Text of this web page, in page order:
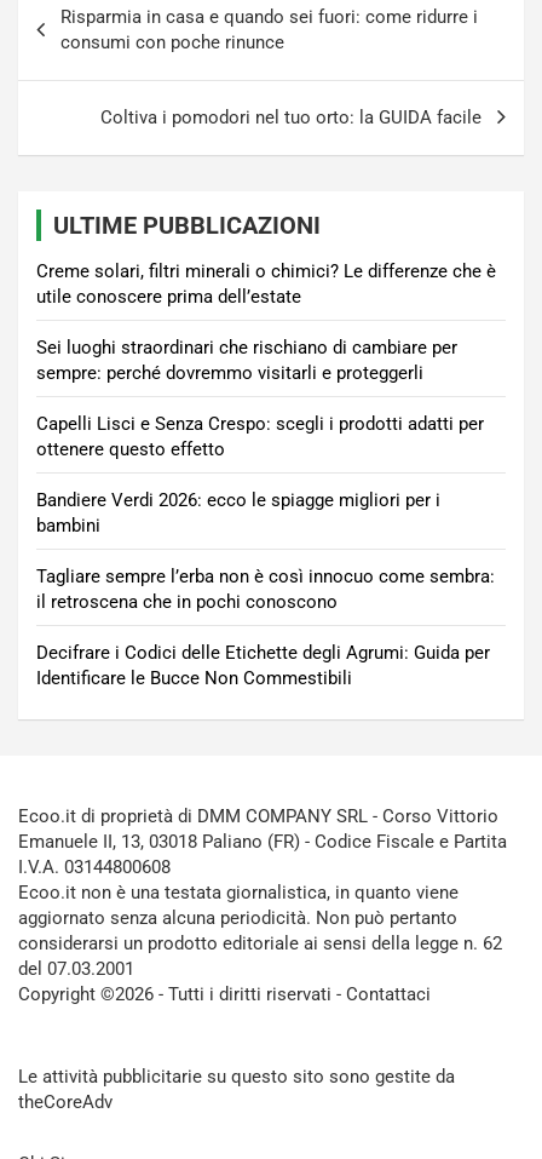
articoli
Risparmia in casa e quando sei fuori: come ridurre i
consumi con poche rinunce
Coltiva i pomodori nel tuo orto: la GUIDA facile
ULTIME PUBBLICAZIONI
Creme solari, filtri minerali o chimici? Le differenze che è
utile conoscere prima dell’estate
Sei luoghi straordinari che rischiano di cambiare per
sempre: perché dovremmo visitarli e proteggerli
Capelli Lisci e Senza Crespo: scegli i prodotti adatti per
ottenere questo effetto
Bandiere Verdi 2026: ecco le spiagge migliori per i
bambini
Tagliare sempre l’erba non è così innocuo come sembra:
il retroscena che in pochi conoscono
Decifrare i Codici delle Etichette degli Agrumi: Guida per
Identificare le Bucce Non Commestibili
Ecoo.it di proprietà di DMM COMPANY SRL - Corso Vittorio
Emanuele II, 13, 03018 Paliano (FR) - Codice Fiscale e Partita
I.V.A. 03144800608
Ecoo.it non è una testata giornalistica, in quanto viene
aggiornato senza alcuna periodicità. Non può pertanto
considerarsi un prodotto editoriale ai sensi della legge n. 62
del 07.03.2001
Copyright ©2026 - Tutti i diritti riservati - Contattaci
Le attività pubblicitarie su questo sito sono gestite da
theCoreAdv